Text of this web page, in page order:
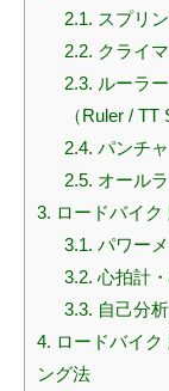
2.1. スプリ
2.2. クライ
2.3. ルーラ
（Ruler / TT
2.4. パンチ
2.5. オール
3. ロードバイ
3.1. パワー
3.2. 心拍計
3.3. 自己分
4. ロードバイ
ング法